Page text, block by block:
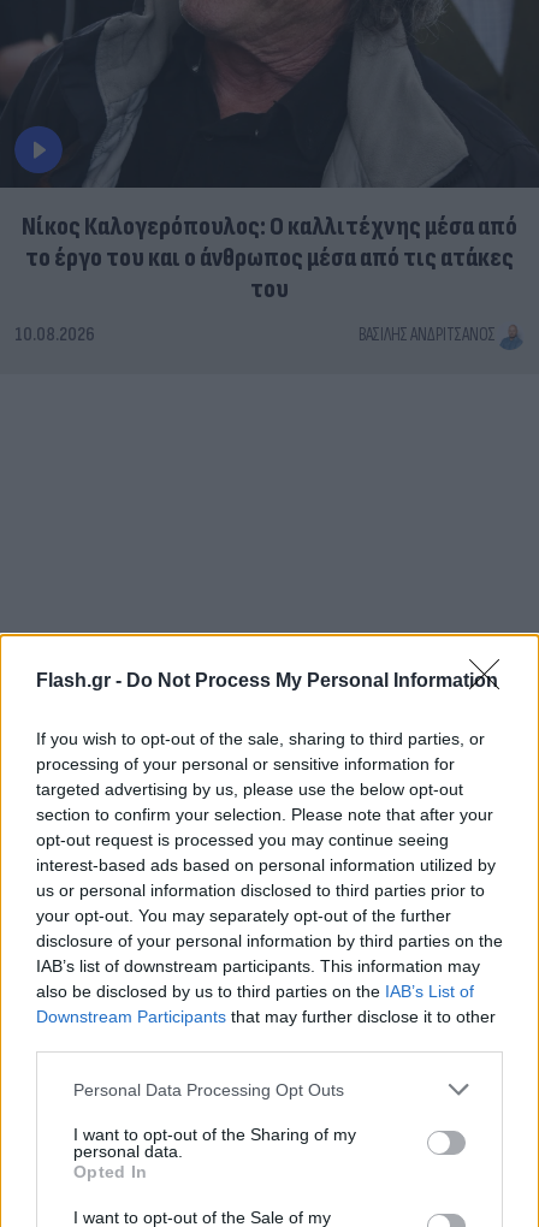
Flash.gr - Do Not Process My Personal Information
If you wish to opt-out of the sale, sharing to third parties, or
processing of your personal or sensitive information for
targeted advertising by us, please use the below opt-out
section to confirm your selection. Please note that after your
opt-out request is processed you may continue seeing
interest-based ads based on personal information utilized by
us or personal information disclosed to third parties prior to
your opt-out. You may separately opt-out of the further
disclosure of your personal information by third parties on the
IAB’s list of downstream participants. This information may
also be disclosed by us to third parties on the IAB’s List of
Downstream Participants that may further disclose it to other
Please note that this website/app uses one or more Google
not limited to your visit or usage behaviour. You may click to
grant or deny consent to Google and its third-party tags to
use your data for below specified purposes in below Google
consent section.
Personal Data Processing Opt Outs
I want to opt-out of the Sharing of my
personal data.
Opted In
I want to opt-out of the Sale of my
Νίκος Καλογερόπουλος: Ο καλλιτέχνης μέσα από
το έργο του και ο άνθρωπος μέσα από τις ατάκες
του
10.08.2026 ΒΑΣΊΛΗΣ ΑΝΔΡΙΤΣΆΝΟΣ